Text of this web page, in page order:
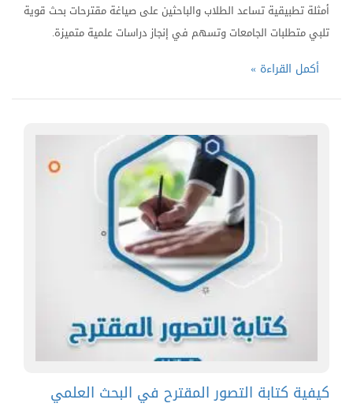
أمثلة تطبيقية تساعد الطلاب والباحثين على صياغة مقترحات بحث قوية
تلبي متطلبات الجامعات وتسهم في إنجاز دراسات علمية متميزة.
أكمل القراءة »
كيفية كتابة التصور المقترح في البحث العلمي